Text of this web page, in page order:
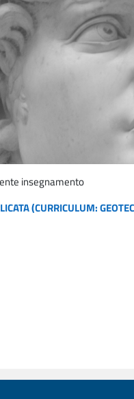
insegnamento
(CURRICULUM: